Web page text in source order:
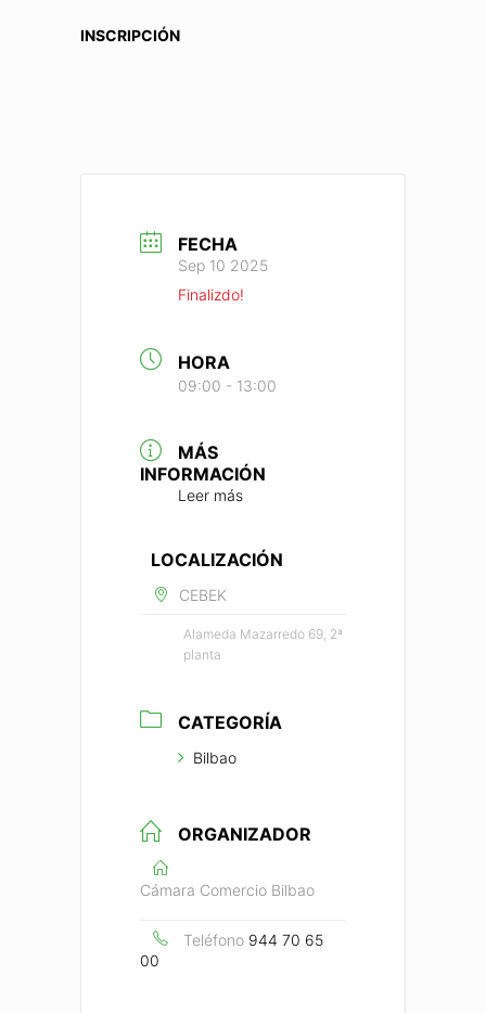
INSCRIPCIÓN
FECHA
Sep 10 2025
Finalizdo!
HORA
09:00 - 13:00
MÁS
INFORMACIÓN
Leer más
LOCALIZACIÓN
CEBEK
Alameda Mazarredo 69, 2ª
planta
CATEGORÍA
Bilbao
ORGANIZADOR
Cámara Comercio Bilbao
Teléfono 944 70 65
00